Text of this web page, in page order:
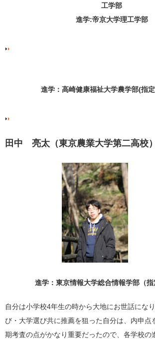
工学部
進学:帝京大学理工学部
進学：高崎健康福祉大学農学部(指定
田中 亮太（東京農業大学第二高校）
進学：東京情報大学総合情報学部（指
自分は小学校4年生の時から大地にお世話にな
び・大学選び共に推薦を狙った自分は、内申点
期考査の点がかなり重要だったので、各学校の